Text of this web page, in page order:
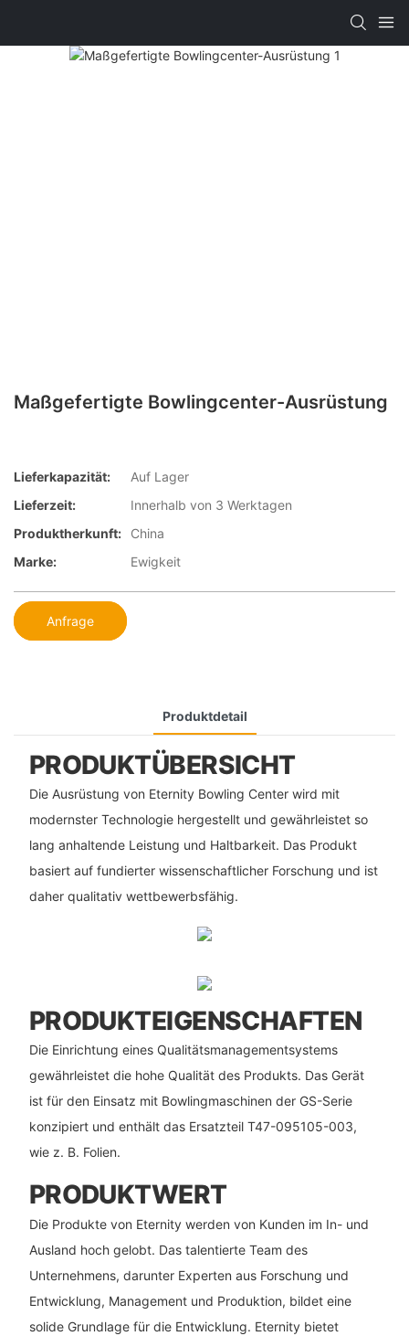
Maßgefertigte Bowlingcenter-Ausrüstung
Lieferkapazität:
Auf Lager
Lieferzeit:
Innerhalb von 3 Werktagen
Produktherkunft:
China
Marke:
Ewigkeit
Anfrage
Produktdetail
PRODUKTÜBERSICHT
Die Ausrüstung von Eternity Bowling Center wird mit
modernster Technologie hergestellt und gewährleistet so
lang anhaltende Leistung und Haltbarkeit. Das Produkt
basiert auf fundierter wissenschaftlicher Forschung und ist
daher qualitativ wettbewerbsfähig.
PRODUKTEIGENSCHAFTEN
Die Einrichtung eines Qualitätsmanagementsystems
gewährleistet die hohe Qualität des Produkts. Das Gerät
ist für den Einsatz mit Bowlingmaschinen der GS-Serie
konzipiert und enthält das Ersatzteil T47-095105-003,
wie z. B. Folien.
PRODUKTWERT
Die Produkte von Eternity werden von Kunden im In- und
Ausland hoch gelobt. Das talentierte Team des
Unternehmens, darunter Experten aus Forschung und
Entwicklung, Management und Produktion, bildet eine
solide Grundlage für die Entwicklung. Eternity bietet